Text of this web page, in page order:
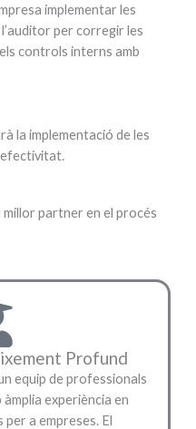
implementar les
per corregir les
controls interns amb
la implementació de les
partner en el procés
Profund
equip de professionals
experiència en
a empreses. El